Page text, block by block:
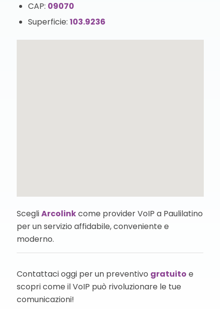
CAP: 09070
Superficie: 103.9236
ScegliArcolinkcome provider VoIP a Paulilatino
per un servizio affidabile, conveniente e
moderno.
Contattaci oggi per un preventivo gratuito e
scopri come il VoIP può rivoluzionare le tue
comunicazioni!